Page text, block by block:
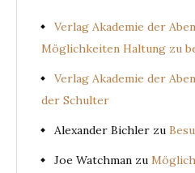
Verlag Akademie der
Möglichkeiten Haltung zu
Verlag Akademie der
der Schulter
Alexander Bichler zu
Joe Watchman zu